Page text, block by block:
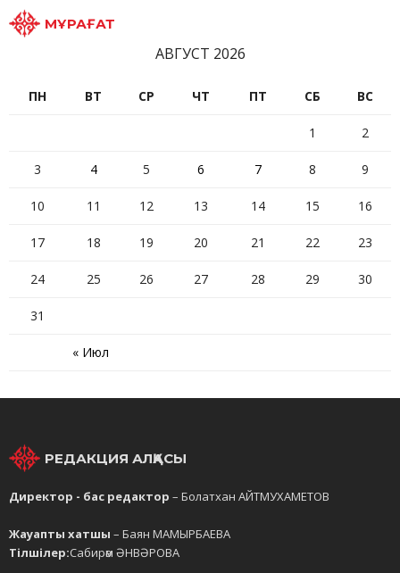
МҰРАҒАТ
АВГУСТ 2026
ПН ВТ СР ЧТ ПТ СБ ВС
« Июл
1 2
3 4 5 6 7 8 9
10 11 12 13 14 15 16
17 18 19 20 21 22 23
24 25 26 27 28 29 30
31
РЕДАКЦИЯ АЛҚАСЫ
Директор - бас редактор – Болатхан АЙТМУХАМЕТОВ
Жауапты хатшы – Баян МАМЫРБАЕВА
Тілшілер:Сабирәм ӘНВӘРОВА